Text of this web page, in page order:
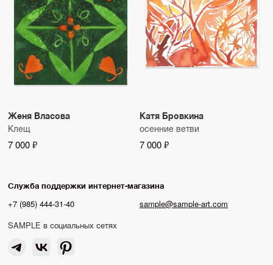
Женя Власова
Клещ
7 000 ₽
Катя Бровкина
осенние ветви
7 000 ₽
Служба поддержки интернет-магазина
+7 (985) 444-31-40
sample@sample-art.com
SAMPLE в социальных сетях